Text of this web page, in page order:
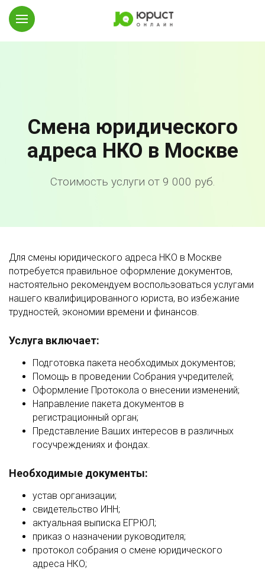
Смена юридического
адреса НКО в Москве
Стоимость услуги от 9 000 руб.
Для смены юридического адреса НКО в Москве
потребуется правильное оформление документов,
настоятельно рекомендуем воспользоваться услугами
нашего квалифицированного юриста, во избежание
трудностей, экономии времени и финансов.
Услуга включает:
Подготовка пакета необходимых документов;
Помощь в проведении Собрания учредителей;
Оформление Протокола о внесении изменений;
Направление пакета документов в
регистрационный орган;
Представление Ваших интересов в различных
госучреждениях и фондах.
Необходимые документы:
устав организации;
свидетельство ИНН;
актуальная выписка ЕГРЮЛ;
приказ о назначении руководителя;
протокол собрания о смене юридического
адреса НКО;